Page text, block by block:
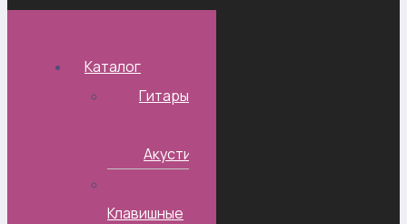
Каталог
Гитары
Акустические
Клавишные